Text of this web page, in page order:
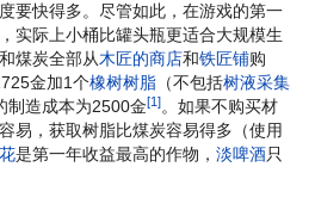
要快得多。尽管如此，在游戏的第一
实际上小桶比罐头瓶更适合大规模生
煤炭全部从木匠的商店和铁匠铺购
金加1个橡树树脂 （不包括树液采集
制造成本为2500金[1]。如果不购买材
易，获取树脂比煤炭容易得多（使用
是第一年收益最高的作物， 淡啤酒只